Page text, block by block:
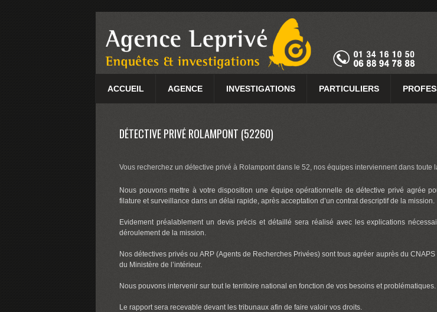
ACCUEIL AGENCE INVESTIGATIONS PARTICULIERS
DÉTECTIVE PRIVÉ ROLAMPONT (52260)
Vous recherchez un détective privé à Rolampont dans le 52, nos équipes interviennent dans toute
Nous pouvons mettre à votre disposition une équipe opérationnelle de détective privé agrée
filature et surveillance dans un délai rapide, après acceptation d’un contrat descriptif de la mission.
Evidement préalablement un devis précis et détaillé sera réalisé avec les explications
déroulement de la mission.
Nos détectives privés ou ARP (Agents de Recherches Privées) sont tous agréer auprès du CNAPS
du Ministère de l’intérieur.
Nous pouvons intervenir sur tout le territoire national en fonction de vos besoins et problématiques.
Le rapport sera recevable devant les tribunaux afin de faire valoir vos droits.